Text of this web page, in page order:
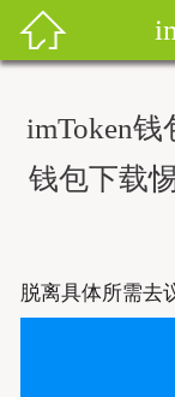

imToken
钱包下载
脱离具体所需去